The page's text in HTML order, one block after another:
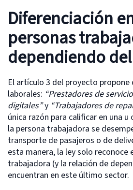
Diferenciación
personas
dependiendo
El artículo 3 del proyecto
laborales: “Prestadores de
digitales”y “Trabajadores de
única razón para calificar en una
la persona trabajadora se
transporte de pasajeros o de
esta manera, la ley solo reconoce
trabajadora (y la relación de
encuentran en este último sector.